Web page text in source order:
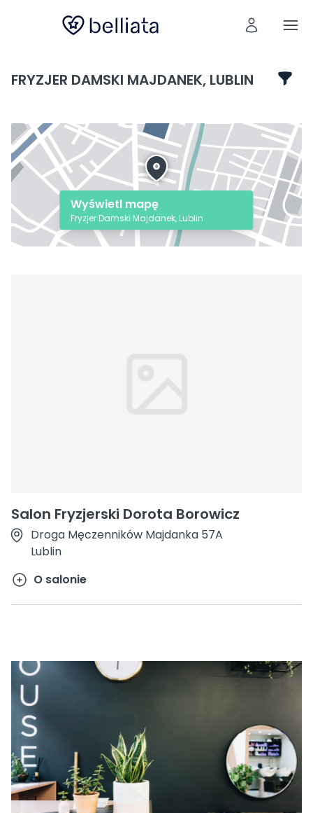
FRYZJER DAMSKI MAJDANEK, LUBLIN
Salon Fryzjerski Dorota Borowicz
Droga Męczenników Majdanka 57A
Lublin
O salonie
Wyświetl mapę
Fryzjer Damski Majdanek, Lublin